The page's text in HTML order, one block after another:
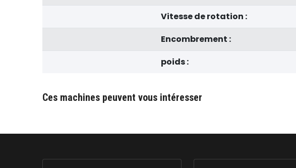
Vitesse de rotation :
Encombrement :
poids :
Ces machines peuvent vous intéresser